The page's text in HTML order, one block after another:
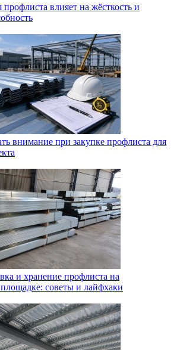
профлиста влияет на жёсткость и
внимание при закупке профлиста для
и хранение профлиста на
советы и лайфхаки